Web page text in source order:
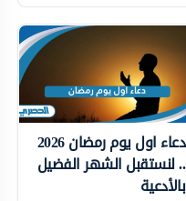
دعاء اول يوم رمضان 2026
.. لنستقبل الشهر الفضيل
بالأدعية